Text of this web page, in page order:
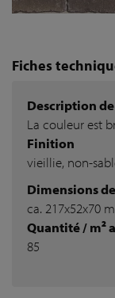
Fiches
Description
La couleur est
Finition
vieillie, non-
Dimensions
ca. 217x52x70
Quantité / m²
85